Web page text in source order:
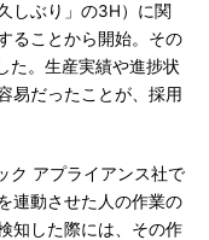
しぶり」の3H）に関
ることから開始。その
た。生産実績や進捗状
易だったことが、採用
ク アプライアンス社で
連動させた人の作業の
知した際には、その作